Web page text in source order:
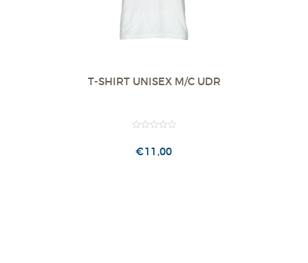
T-SHIRT UNISEX M/C UDR
of€11,00